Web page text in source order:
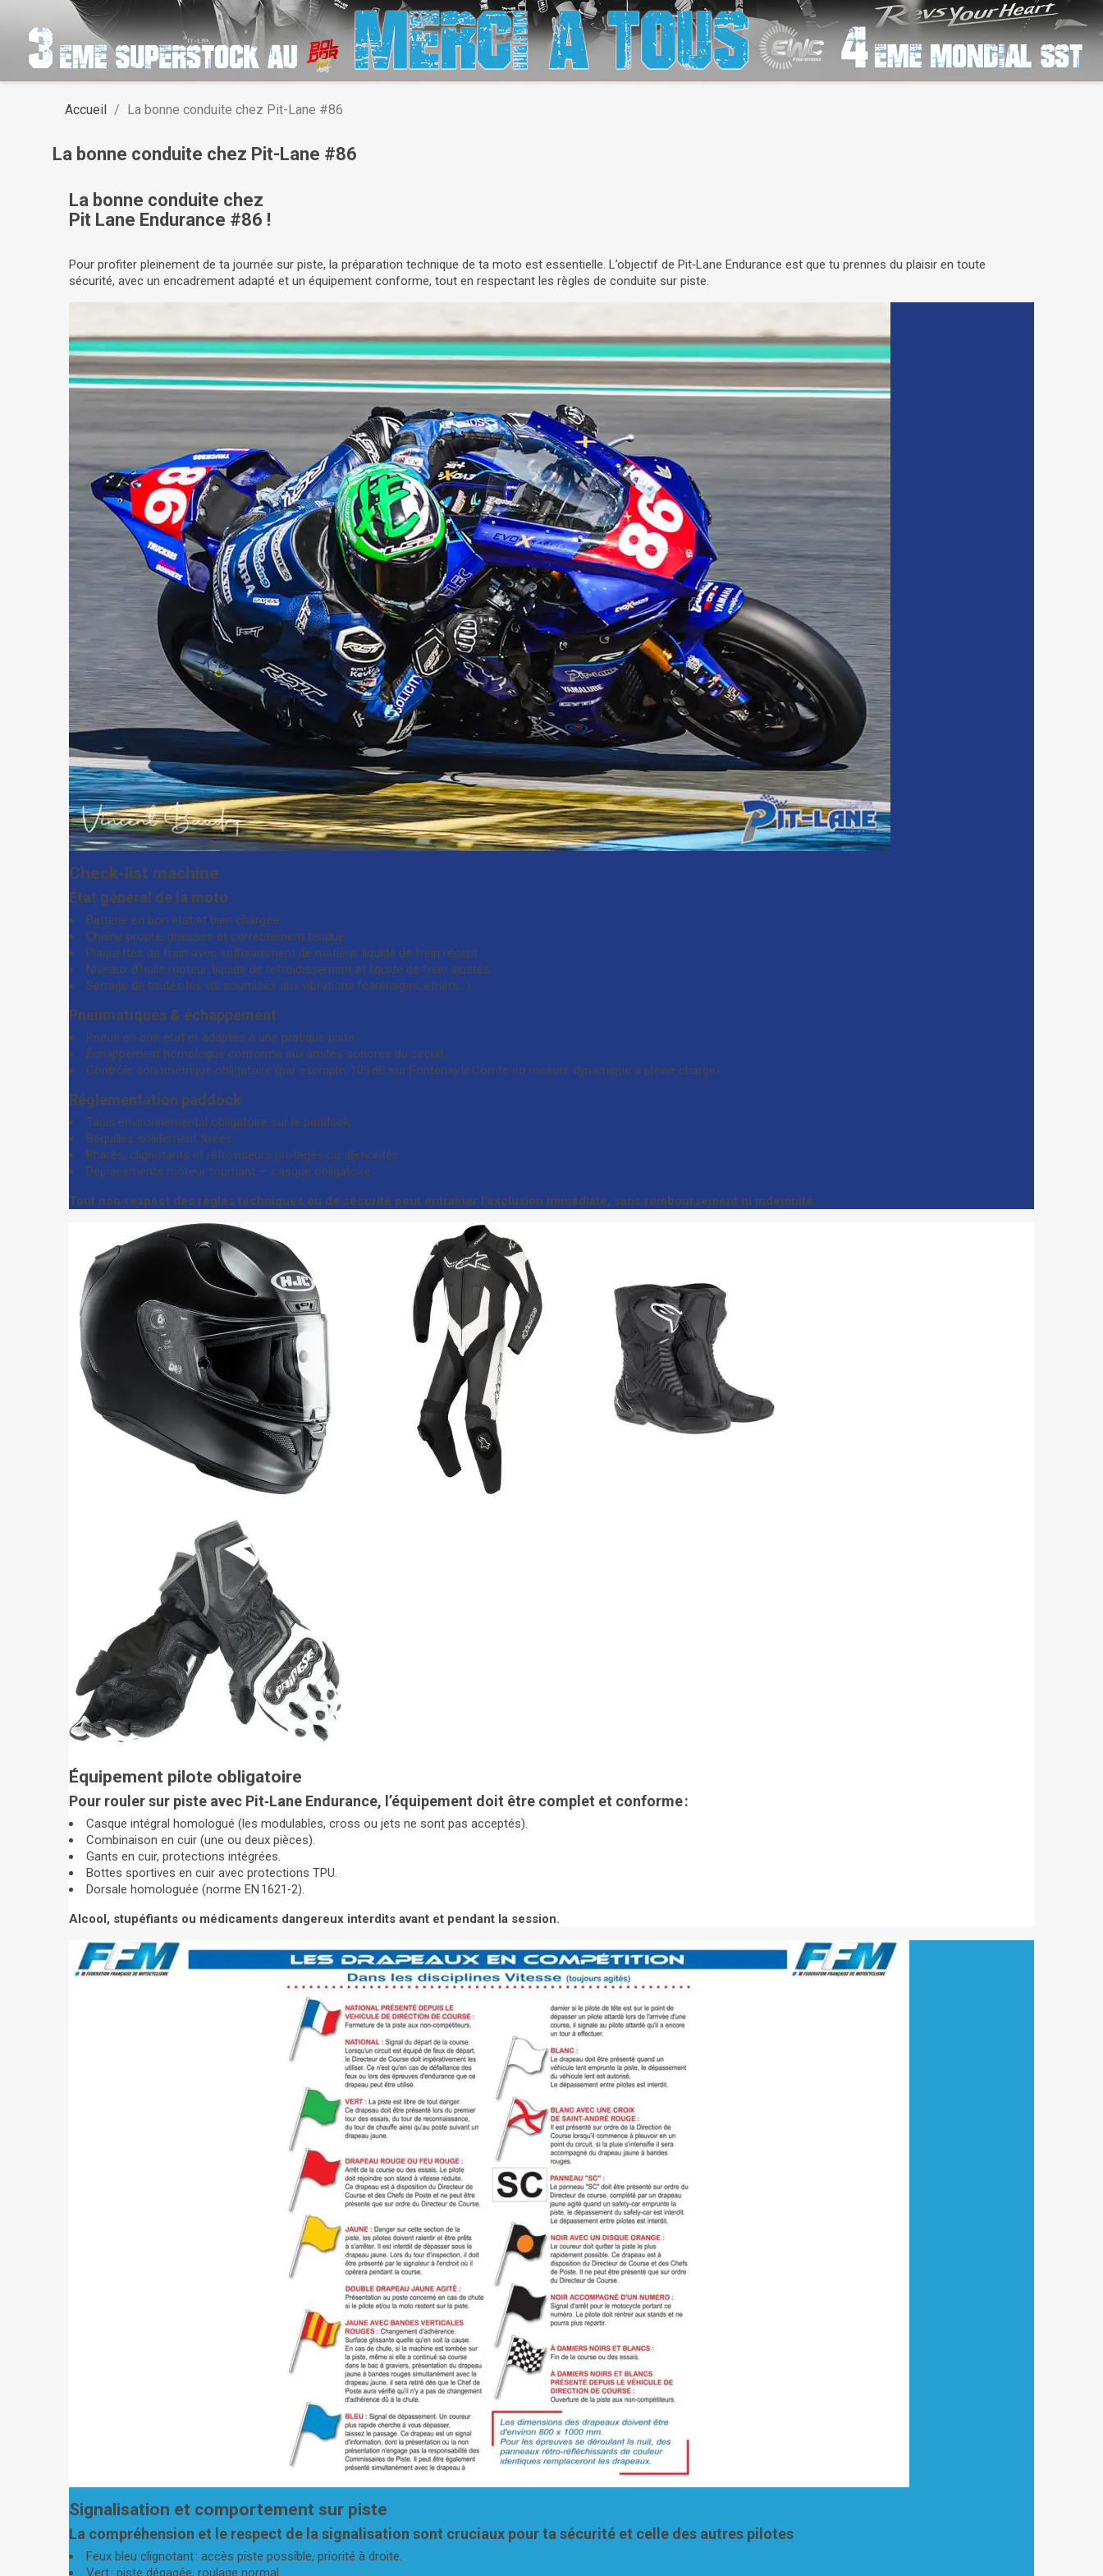
Accueil La bonne conduite chez Pit-Lane #86
La bonne conduite chez Pit-Lane #86
La bonne conduite chez
Pit Lane Endurance #86 !
Pour profiter pleinement de ta journée sur piste, la préparation technique de ta moto est essentielle. L’objectif de Pit‑Lane Endurance est que tu prennes du plaisir en toute
sécurité, avec un encadrement adapté et un équipement conforme, tout en respectant les règles de conduite sur piste.
Check-list machine
État général de la moto
Batterie en bon état et bien chargée.
Chaîne propre, graissée et correctement tendue.
Plaquettes de frein avec suffisamment de matière, liquide de frein récent.
Niveaux d’huile moteur, liquide de refroidissement et liquide de frein ajustés.
Serrage de toutes les vis soumises aux vibrations (carénages, étriers…).
Pneumatiques & échappement
Pneus en bon état et adaptés à une pratique piste.
Échappement homologué conforme aux limites sonores du circuit.
Contrôle sonométrique obligatoire (par exemple, 109 dB sur Fontenay le Comte en mesure dynamique à pleine charge).
Réglementation paddock
Tapis environnemental obligatoire sur le paddock.
Béquilles solidement fixées.
Phares, clignotants et rétroviseurs protégés ou démontés
Déplacements moteur tournant — casque obligatoire.
Tout non‑respect des règles techniques ou de sécurité peut entraîner l’exclusion immédiate, sans remboursement ni indemnité.
Équipement pilote obligatoire
Pour rouler sur piste avec Pit‑Lane Endurance, l’équipement doit être complet et conforme :
Casque intégral homologué (les modulables, cross ou jets ne sont pas acceptés).
Combinaison en cuir (une ou deux pièces).
Gants en cuir, protections intégrées.
Bottes sportives en cuir avec protections TPU.
Dorsale homologuée (norme EN 1621‑2).
Alcool, stupéfiants ou médicaments dangereux interdits avant et pendant la session.
Signalisation et comportement sur piste
La compréhension et le respect de la signalisation sont cruciaux pour ta sécurité et celle des autres pilotes
Feux bleu clignotant : accès piste possible, priorité à droite.
Vert : piste dégagée, roulage normal.